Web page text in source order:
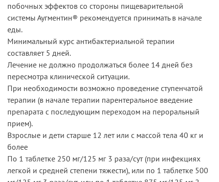
побочных эффектов со стороны пищеварительной
системы Аугментин® рекомендуется принимать в начале
еды.
Минимальный курс антибактериальной терапии
составляет 5 дней.
Лечение не должно продолжаться более 14 дней без
пересмотра клинической ситуации.
При необходимости возможно проведение ступенчатой
терапии (в начале терапии парентеральное введение
препарата с последующим переходом на пероральный
прием).
Взрослые и дети старше 12 лет или с массой тела 40 кг и
более
По 1 таблетке 250 мг/125 мг 3 раза/сут (при инфекциях
легкой и средней степени тяжести), или по 1 таблетке 500